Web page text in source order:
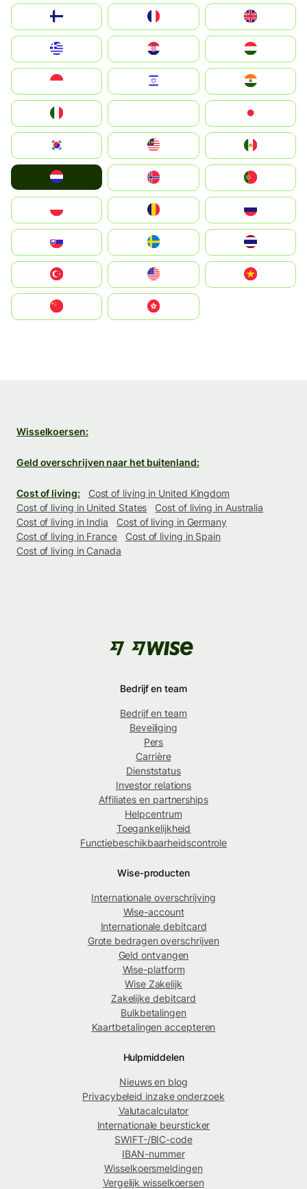
United Kingdom
Magyarország
South Korea
United States
中國香港特別行政區
Wisselkoersen:
Geld overschrijven naar het buitenland:
Cost of living:
Cost of living in United Kingdom
Cost of living in United States
Cost of living in Australia
Cost of living in India
Cost of living in Germany
Cost of living in France
Cost of living in Spain
Cost of living in Canada
Bedrijf en team
Bedrijf en team
Beveiliging
Pers
Carrière
Dienststatus
Investor relations
Affiliates en partnerships
Helpcentrum
Toegankelijkheid
Functiebeschikbaarheidscontrole
Wise-producten
Internationale overschrijving
Wise-account
Internationale debitcard
Grote bedragen overschrijven
Geld ontvangen
Wise-platform
Wise Zakelijk
Zakelijke debitcard
Bulkbetalingen
Kaartbetalingen accepteren
Hulpmiddelen
Nieuws en blog
Privacybeleid inzake onderzoek
Valutacalculator
Internationale beursticker
SWIFT-/BIC-code
IBAN-nummer
Wisselkoersmeldingen
Vergelijk wisselkoersen